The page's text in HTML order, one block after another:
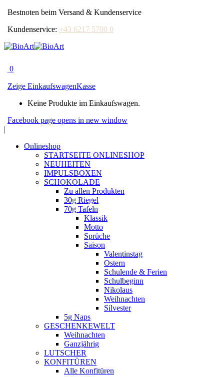
Bestnoten beim Versand & Kundenservice
Kundenservice: +43 6217 5700 0
0
Zeige EinkaufswagenKasse
Keine Produkte im Einkaufswagen.
Facebook page opens in new window
|
Onlineshop
STARTSEITE ONLINESHOP
NEUHEITEN
IMPULSBOXEN
SCHOKOLADE
Zu allen Produkten
30g Riegel
70g Tafeln
Klassik
Motto
Sprüche
Saison
Valentinstag
Ostern
Schulende & Ferien
Schulbeginn
Nikolaus
Weihnachten
Silvester
5g Naps
GESCHENKEWELT
Weihnachten
Ganzjährig
LUTSCHER
KONFITÜREN
Alle Konfitüren